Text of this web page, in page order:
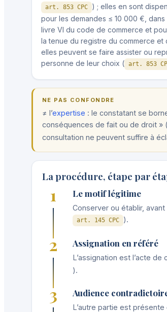
art. 853 CPC
) ; elles en sont
pour les demandes ≤ 10 000 €,
livre VI du code de commerce et
la tenue du registre du commerce et
elles peuvent se faire assister ou
personne de leur choix ( art. 853
NE PAS CONFONDRE
≠ l’expertise : le constatant se
conséquences de fait ou de droit » (
consultation ne peuvent suffire à
La procédure, étape par
1 Le motif légitime
Conserver ou établir,
art. 145 CPC ).
2 Assignation en référé
L’assignation est l’acte
).
3 Audience
L’autre partie est